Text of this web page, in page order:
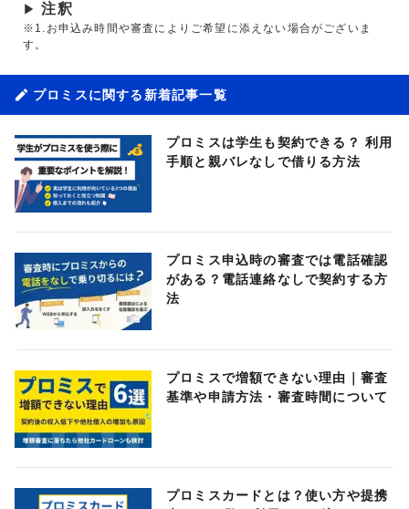
▶ 注釈
※1.お申込み時間や審査によりご希望に添えない場合がございま
す。
プロミスに関する新着記事一覧
プロミスは学生も契約できる？ 利用
手順と親バレなしで借りる方法
プロミス申込時の審査では電話確認
がある？電話連絡なしで契約する方
法
プロミスで増額できない理由｜審査
基準や申請方法・審査時間について
プロミスカードとは？使い方や提携